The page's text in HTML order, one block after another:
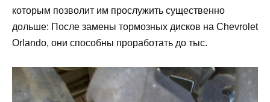
которым позволит им прослужить существенно
дольше: После замены тормозных дисков на Chevrolet
Orlando, они способны проработать до тыс.